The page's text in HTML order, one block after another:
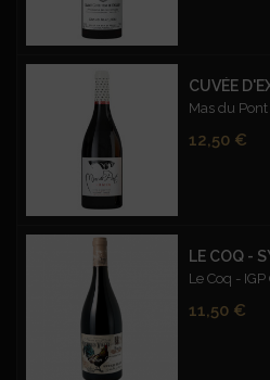
CUVÉE
Mas du
Prix
12,50 €
LE COQ -
Le Coq -
Prix
11,50 €